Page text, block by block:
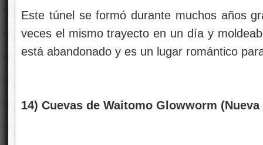
Este túnel se formó durante muchos años
veces el mismo trayecto en un día y
está abandonado y es un lugar romántico
14) Cuevas de Waitomo Glowworm (Nueva